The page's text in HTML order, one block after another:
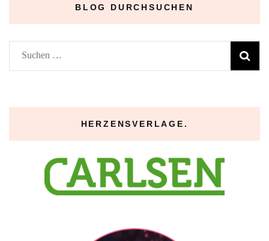
BLOG DURCHSUCHEN
Suchen
nach:
HERZENSVERLAGE.